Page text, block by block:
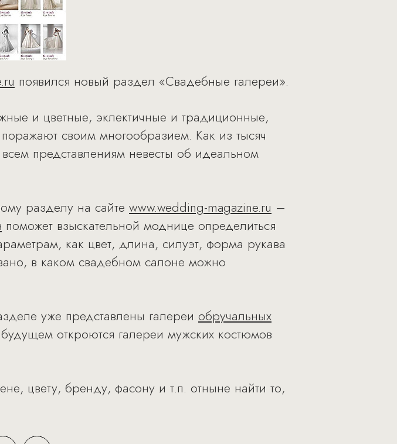
появился новый раздел «Свадебные галереи».
и цветные, эклектичные и традиционные,
своим многообразием. Как из тысяч
представлениям невесты об идеальном
разделу на сайте www.wedding-magazine.ru –
поможет взыскательной моднице определиться
как цвет, длина, силуэт, форма рукава
в каком свадебном салоне можно
уже представлены галереи обручальных
откроются галереи мужских костюмов
цвету, бренду, фасону и т.п. отныне найти то,